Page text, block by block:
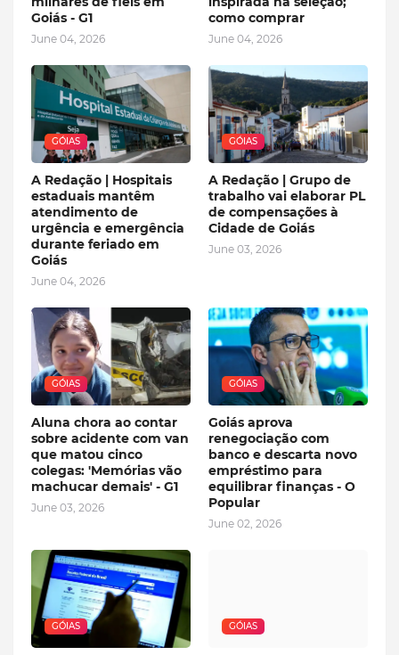
Goiás - G1
June 04, 2026
como comprar
June 04, 2026
GÓIAS
A Redação | Hospitais
estaduais mantêm
atendimento de
urgência e emergência
durante feriado em
Goiás
June 04, 2026
GÓIAS
A Redação | Grupo de
trabalho vai elaborar PL
de compensações à
Cidade de Goiás
June 03, 2026
GÓIAS
Aluna chora ao contar
sobre acidente com van
que matou cinco
colegas: 'Memórias vão
machucar demais' - G1
June 03, 2026
GÓIAS
Goiás aprova
renegociação com
banco e descarta novo
empréstimo para
equilibrar finanças - O
Popular
June 02, 2026
GÓIAS GÓIAS